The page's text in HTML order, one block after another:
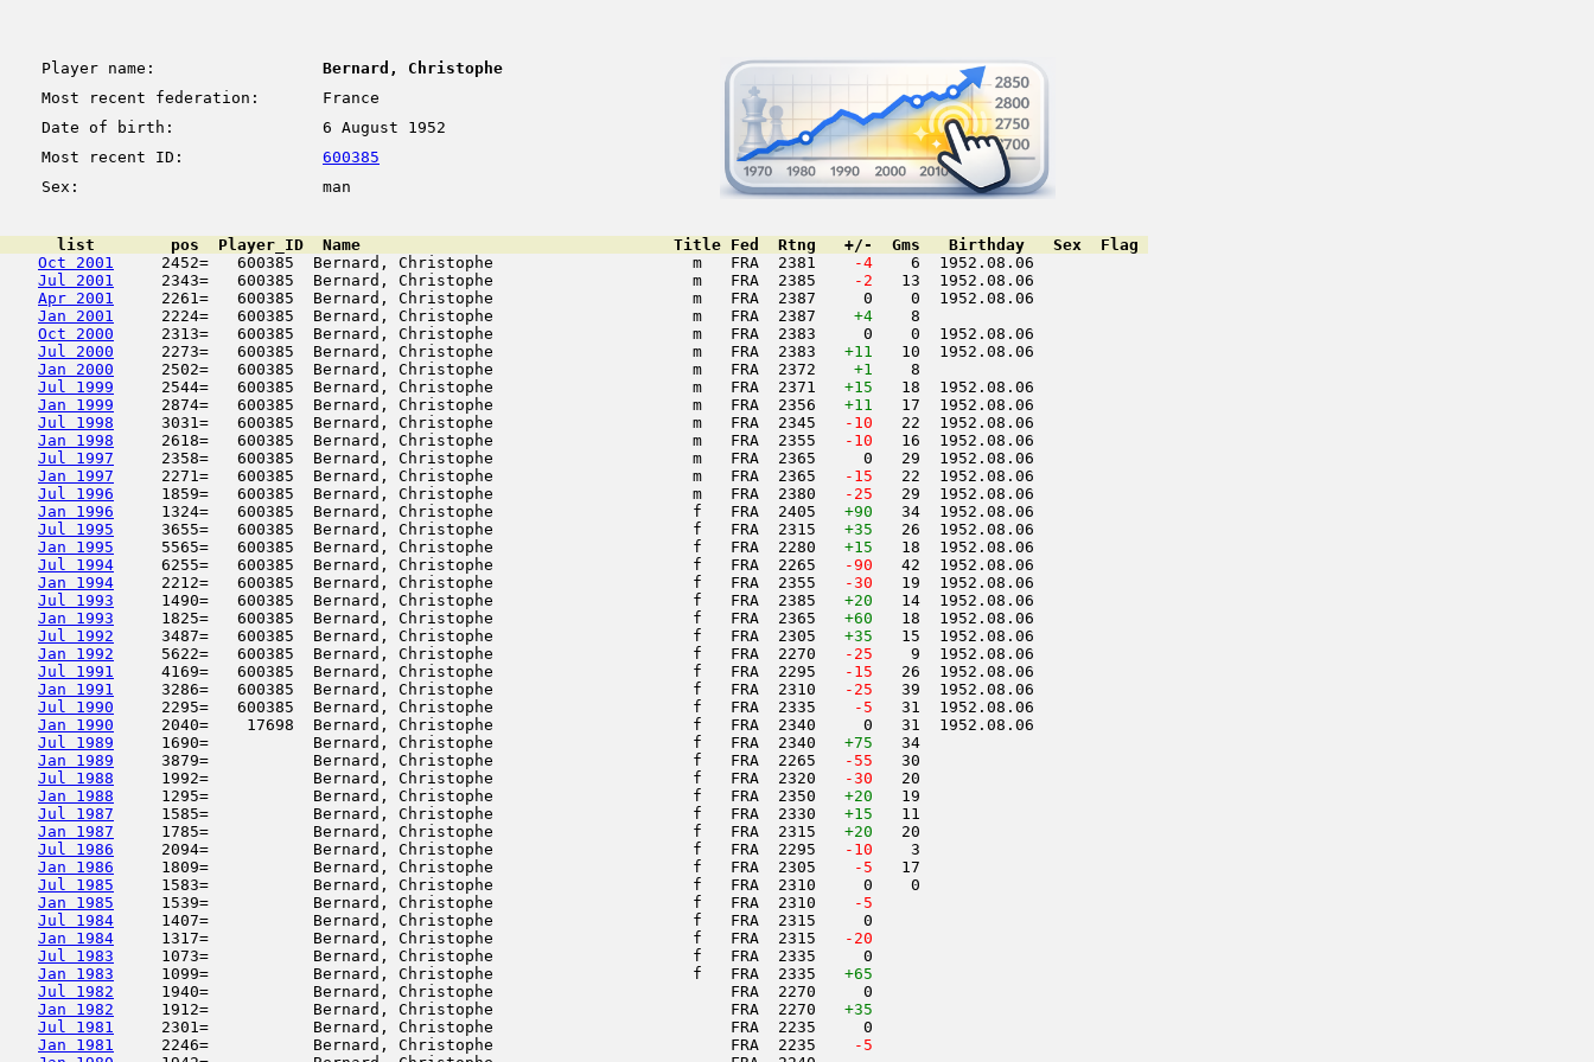
Player name:
Bernard, Christophe
Most recent federation:
France
Date of birth:
6 August 1952
Most recent ID:
600385
Sex:
man
      list        pos  Player_ID  Name                                 Title Fed  Rtng   +/-  Gms   Birthday   Sex  Flag
Oct 2001
     2452=   600385  Bernard, Christophe                     m   FRA  2381
  -4
    6  1952.08.06
Jul 2001
     2343=   600385  Bernard, Christophe                     m   FRA  2385
  -2
   13  1952.08.06
Apr 2001
     2261=   600385  Bernard, Christophe                     m   FRA  2387     0    0  1952.08.06
Jan 2001
     2224=   600385  Bernard, Christophe                     m   FRA  2387
+4
    8
Oct 2000
     2313=   600385  Bernard, Christophe                     m   FRA  2383     0    0  1952.08.06
Jul 2000
     2273=   600385  Bernard, Christophe                     m   FRA  2383
+11
   10  1952.08.06
Jan 2000
     2502=   600385  Bernard, Christophe                     m   FRA  2372
+1
    8
Jul 1999
     2544=   600385  Bernard, Christophe                     m   FRA  2371
+15
   18  1952.08.06
Jan 1999
     2874=   600385  Bernard, Christophe                     m   FRA  2356
+11
   17  1952.08.06
Jul 1998
     3031=   600385  Bernard, Christophe                     m   FRA  2345
-10
   22  1952.08.06
Jan 1998
     2618=   600385  Bernard, Christophe                     m   FRA  2355
-10
   16  1952.08.06
Jul 1997
     2358=   600385  Bernard, Christophe                     m   FRA  2365     0   29  1952.08.06
Jan 1997
     2271=   600385  Bernard, Christophe                     m   FRA  2365
-15
   22  1952.08.06
Jul 1996
     1859=   600385  Bernard, Christophe                     m   FRA  2380
-25
   29  1952.08.06
Jan 1996
     1324=   600385  Bernard, Christophe                     f   FRA  2405
+90
   34  1952.08.06
Jul 1995
     3655=   600385  Bernard, Christophe                     f   FRA  2315
+35
   26  1952.08.06
Jan 1995
     5565=   600385  Bernard, Christophe                     f   FRA  2280
+15
   18  1952.08.06
Jul 1994
     6255=   600385  Bernard, Christophe                     f   FRA  2265
-90
   42  1952.08.06
Jan 1994
     2212=   600385  Bernard, Christophe                     f   FRA  2355
-30
   19  1952.08.06
Jul 1993
     1490=   600385  Bernard, Christophe                     f   FRA  2385
+20
   14  1952.08.06
Jan 1993
     1825=   600385  Bernard, Christophe                     f   FRA  2365
+60
   18  1952.08.06
Jul 1992
     3487=   600385  Bernard, Christophe                     f   FRA  2305
+35
   15  1952.08.06
Jan 1992
     5622=   600385  Bernard, Christophe                     f   FRA  2270
-25
    9  1952.08.06
Jul 1991
     4169=   600385  Bernard, Christophe                     f   FRA  2295
-15
   26  1952.08.06
Jan 1991
     3286=   600385  Bernard, Christophe                     f   FRA  2310
-25
   39  1952.08.06
Jul 1990
     2295=   600385  Bernard, Christophe                     f   FRA  2335
  -5
   31  1952.08.06
Jan 1990
     2040=    17698  Bernard, Christophe                     f   FRA  2340     0   31  1952.08.06
Jul 1989
     1690=           Bernard, Christophe                     f   FRA  2340
+75
   34
Jan 1989
     3879=           Bernard, Christophe                     f   FRA  2265
-55
   30
Jul 1988
     1992=           Bernard, Christophe                     f   FRA  2320
-30
   20
Jan 1988
     1295=           Bernard, Christophe                     f   FRA  2350
+20
   19
Jul 1987
     1585=           Bernard, Christophe                     f   FRA  2330
+15
   11
Jan 1987
     1785=           Bernard, Christophe                     f   FRA  2315
+20
   20
Jul 1986
     2094=           Bernard, Christophe                     f   FRA  2295
-10
    3
Jan 1986
     1809=           Bernard, Christophe                     f   FRA  2305
  -5
   17
Jul 1985
     1583=           Bernard, Christophe                     f   FRA  2310     0    0
Jan 1985
     1539=           Bernard, Christophe                     f   FRA  2310
  -5
Jul 1984
     1407=           Bernard, Christophe                     f   FRA  2315     0
Jan 1984
     1317=           Bernard, Christophe                     f   FRA  2315
-20
Jul 1983
     1073=           Bernard, Christophe                     f   FRA  2335     0
Jan 1983
     1099=           Bernard, Christophe                     f   FRA  2335
+65
Jul 1982
     1940=           Bernard, Christophe                         FRA  2270     0
Jan 1982
     1912=           Bernard, Christophe                         FRA  2270
+35
Jul 1981
     2301=           Bernard, Christophe                         FRA  2235     0
Jan 1981
     2246=           Bernard, Christophe                         FRA  2235
  -5